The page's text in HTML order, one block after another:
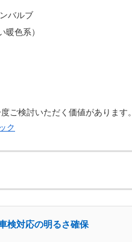
バルブ
色系）
ご検討いただく価値があります。
ク
検対応の明るさ確保